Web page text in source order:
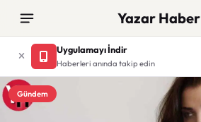
Yazar Haber
Uygulamayı İndir
Haberleri anında takip edin
Gündem